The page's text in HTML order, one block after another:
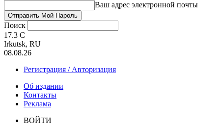
Ваш адрес электронной почты
Поиск
17.3 C
Irkutsk, RU
08.08.26
Регистрация / Авторизация
Об издании
Контакты
Реклама
ВОЙТИ